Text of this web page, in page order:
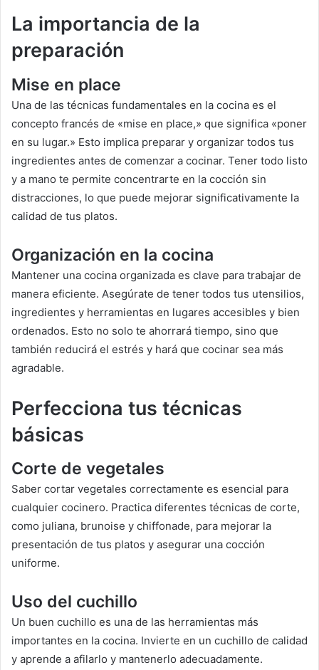
La importancia de la
preparación
Mise en place
Una de las técnicas fundamentales en la cocina es el
concepto francés de «mise en place,» que significa «poner
en su lugar.» Esto implica preparar y organizar todos tus
ingredientes antes de comenzar a cocinar. Tener todo listo
y a mano te permite concentrarte en la cocción sin
distracciones, lo que puede mejorar significativamente la
calidad de tus platos.
Organización en la cocina
Mantener una cocina organizada es clave para trabajar de
manera eficiente. Asegúrate de tener todos tus utensilios,
ingredientes y herramientas en lugares accesibles y bien
ordenados. Esto no solo te ahorrará tiempo, sino que
también reducirá el estrés y hará que cocinar sea más
agradable.
Perfecciona tus técnicas
básicas
Corte de vegetales
Saber cortar vegetales correctamente es esencial para
cualquier cocinero. Practica diferentes técnicas de corte,
como juliana, brunoise y chiffonade, para mejorar la
presentación de tus platos y asegurar una cocción
uniforme.
Uso del cuchillo
Un buen cuchillo es una de las herramientas más
importantes en la cocina. Invierte en un cuchillo de calidad
y aprende a afilarlo y mantenerlo adecuadamente.